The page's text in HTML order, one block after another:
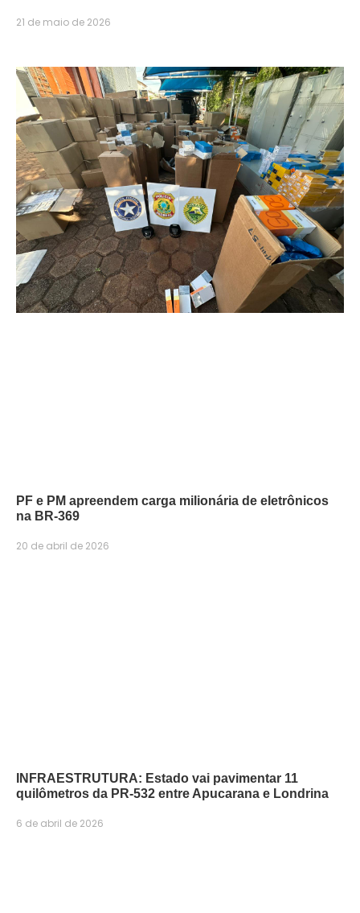
21 de maio de 2026
PF e PM apreendem carga milionária de eletrônicos
na BR-369
20 de abril de 2026
INFRAESTRUTURA: Estado vai pavimentar 11
quilômetros da PR-532 entre Apucarana e Londrina
6 de abril de 2026